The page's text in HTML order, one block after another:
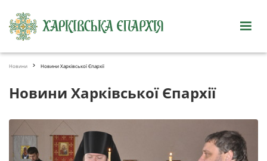
Новини Новини Харківської Єпархії
Новини Харківської Єпархії